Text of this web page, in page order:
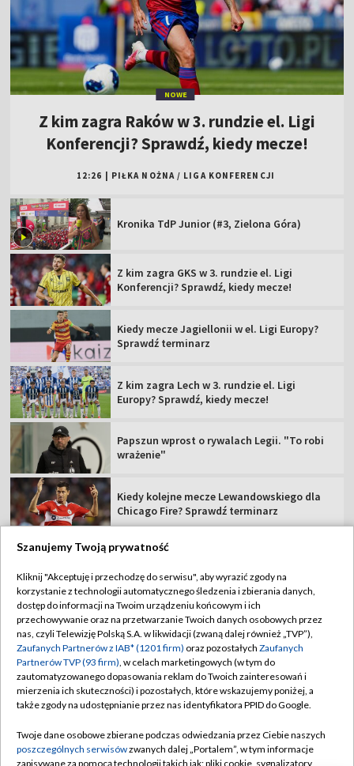
NOWE
Z kim zagra Raków w 3. rundzie el. Ligi
Konferencji? Sprawdź, kiedy mecze!
12:26 | PIŁKA NOŻNA / LIGA KONFERENCJI
Kronika TdP Junior (#3, Zielona Góra)
Z kim zagra GKS w 3. rundzie el. Ligi
Konferencji? Sprawdź, kiedy mecze!
Kiedy mecze Jagiellonii w el. Ligi Europy?
Sprawdź terminarz
Z kim zagra Lech w 3. rundzie el. Ligi
Europy? Sprawdź, kiedy mecze!
Papszun wprost o rywalach Legii. "To robi
wrażenie"
Kiedy kolejne mecze Lewandowskiego dla
Chicago Fire? Sprawdź terminarz
TVP
Abonament TVP
Sklep TVP
Biuro Reklamy
Oferta Handlowa
Emisja w TVP
Regulamin TVP
Polityka prywatności
Moje zgody
Biuro reklamy
Szanujemy Twoją prywatność
Kliknij "Akceptuję i przechodzę do serwisu", aby wyrazić zgody na
korzystanie z technologii automatycznego śledzenia i zbierania danych,
dostęp do informacji na Twoim urządzeniu końcowym i ich
przechowywanie oraz na przetwarzanie Twoich danych osobowych przez
nas, czyli Telewizję Polską S.A. w likwidacji (zwaną dalej również „TVP”),
Zaufanych Partnerów z IAB* (1201 firm) oraz pozostałych Zaufanych
Partnerów TVP (93 firm), w celach marketingowych (w tym do
zautomatyzowanego dopasowania reklam do Twoich zainteresowań i
mierzenia ich skuteczności) i pozostałych, które wskazujemy poniżej, a
także zgody na udostępnianie przez nas identyfikatora PPID do Google.
Twoje dane osobowe zbierane podczas odwiedzania przez Ciebie naszych
poszczególnych serwisówzwanych dalej „Portalem”, w tym informacje
zapisywane za pomocą technologii takich jak: pliki cookie, sygnalizatory